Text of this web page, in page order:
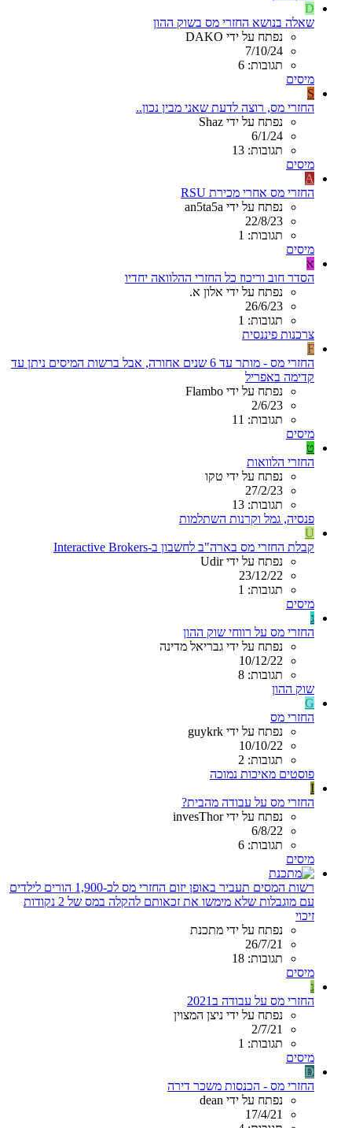
D
שאלה בנושא החזרי מס בשוק ההון
נפתח על ידי DAKO
7/10/24
תגובות: 6
מיסים
S
החזרי מס, רוצה לדעת שאני מבין נכון..
נפתח על ידי Shaz
6/1/24
תגובות: 13
מיסים
A
החזרי מס אחרי מכירת RSU
נפתח על ידי an5ta5a
22/8/23
תגובות: 1
מיסים
א
הסדר חוב וריכוז כל החזרי ההלוואה יחדיו
נפתח על ידי אלון א.
26/6/23
תגובות: 1
צרכנות פיננסית
F
החזרי מס - מותר עד 6 שנים אחורה, אבל ברשות המיסים ניתן עד
קדימה באפריל
נפתח על ידי Flambo
2/6/23
תגובות: 11
מיסים
ט
החזרי הלוואות
נפתח על ידי טקו
27/2/23
תגובות: 13
פנסיה, גמל וקרנות השתלמות
U
קבלת החזרי מס בארה"ב לחשבון ב-Interactive Brokers
נפתח על ידי Udir
23/12/22
תגובות: 1
מיסים
ג
החזרי מס על רווחי שוק ההון
נפתח על ידי גבריאל מדינה
10/12/22
תגובות: 8
שוק ההון
G
החזרי מס
נפתח על ידי guykrk
10/10/22
תגובות: 2
פוסטים מאיכות נמוכה
I
החזרי מס על עבודה מהבית?
נפתח על ידי invesThor
6/8/22
תגובות: 6
מיסים
רשות המסים תעביר באופן יזום החזרי מס לכ-1,900 הורים לילדים
עם מוגבלות שלא מימשו את זכאותם להקלה במס של 2 נקודות
זיכוי
נפתח על ידי מתכנת
26/7/21
תגובות: 18
מיסים
נ
החזרי מס על עבודה ב2021
נפתח על ידי ניצן המצוין
2/7/21
תגובות: 1
מיסים
D
החזרי מס - הכנסות משכר דירה
נפתח על ידי dean
17/4/21